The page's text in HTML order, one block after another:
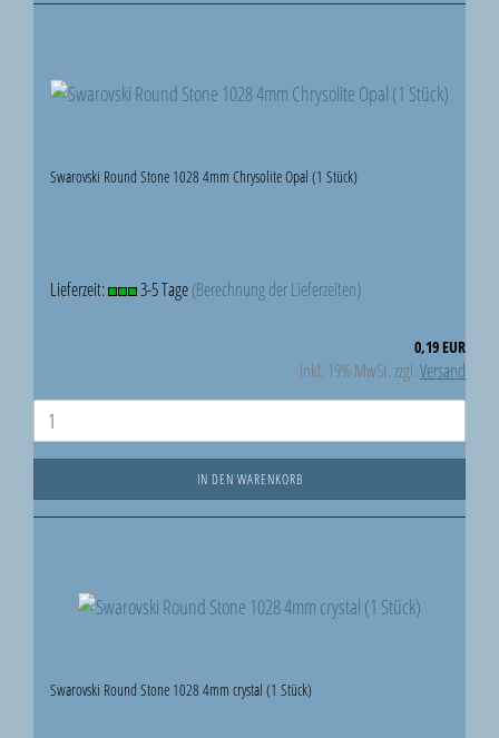
Swarovski Round Stone 1028 4mm Chrysolite Opal (1 Stück)
Lieferzeit: 3-5 Tage(Berechnung der Lieferzeiten)
0,19 EUR
inkl. 19% MwSt. zzgl.Versand
IN DEN WARENKORB
Swarovski Round Stone 1028 4mm crystal (1 Stück)